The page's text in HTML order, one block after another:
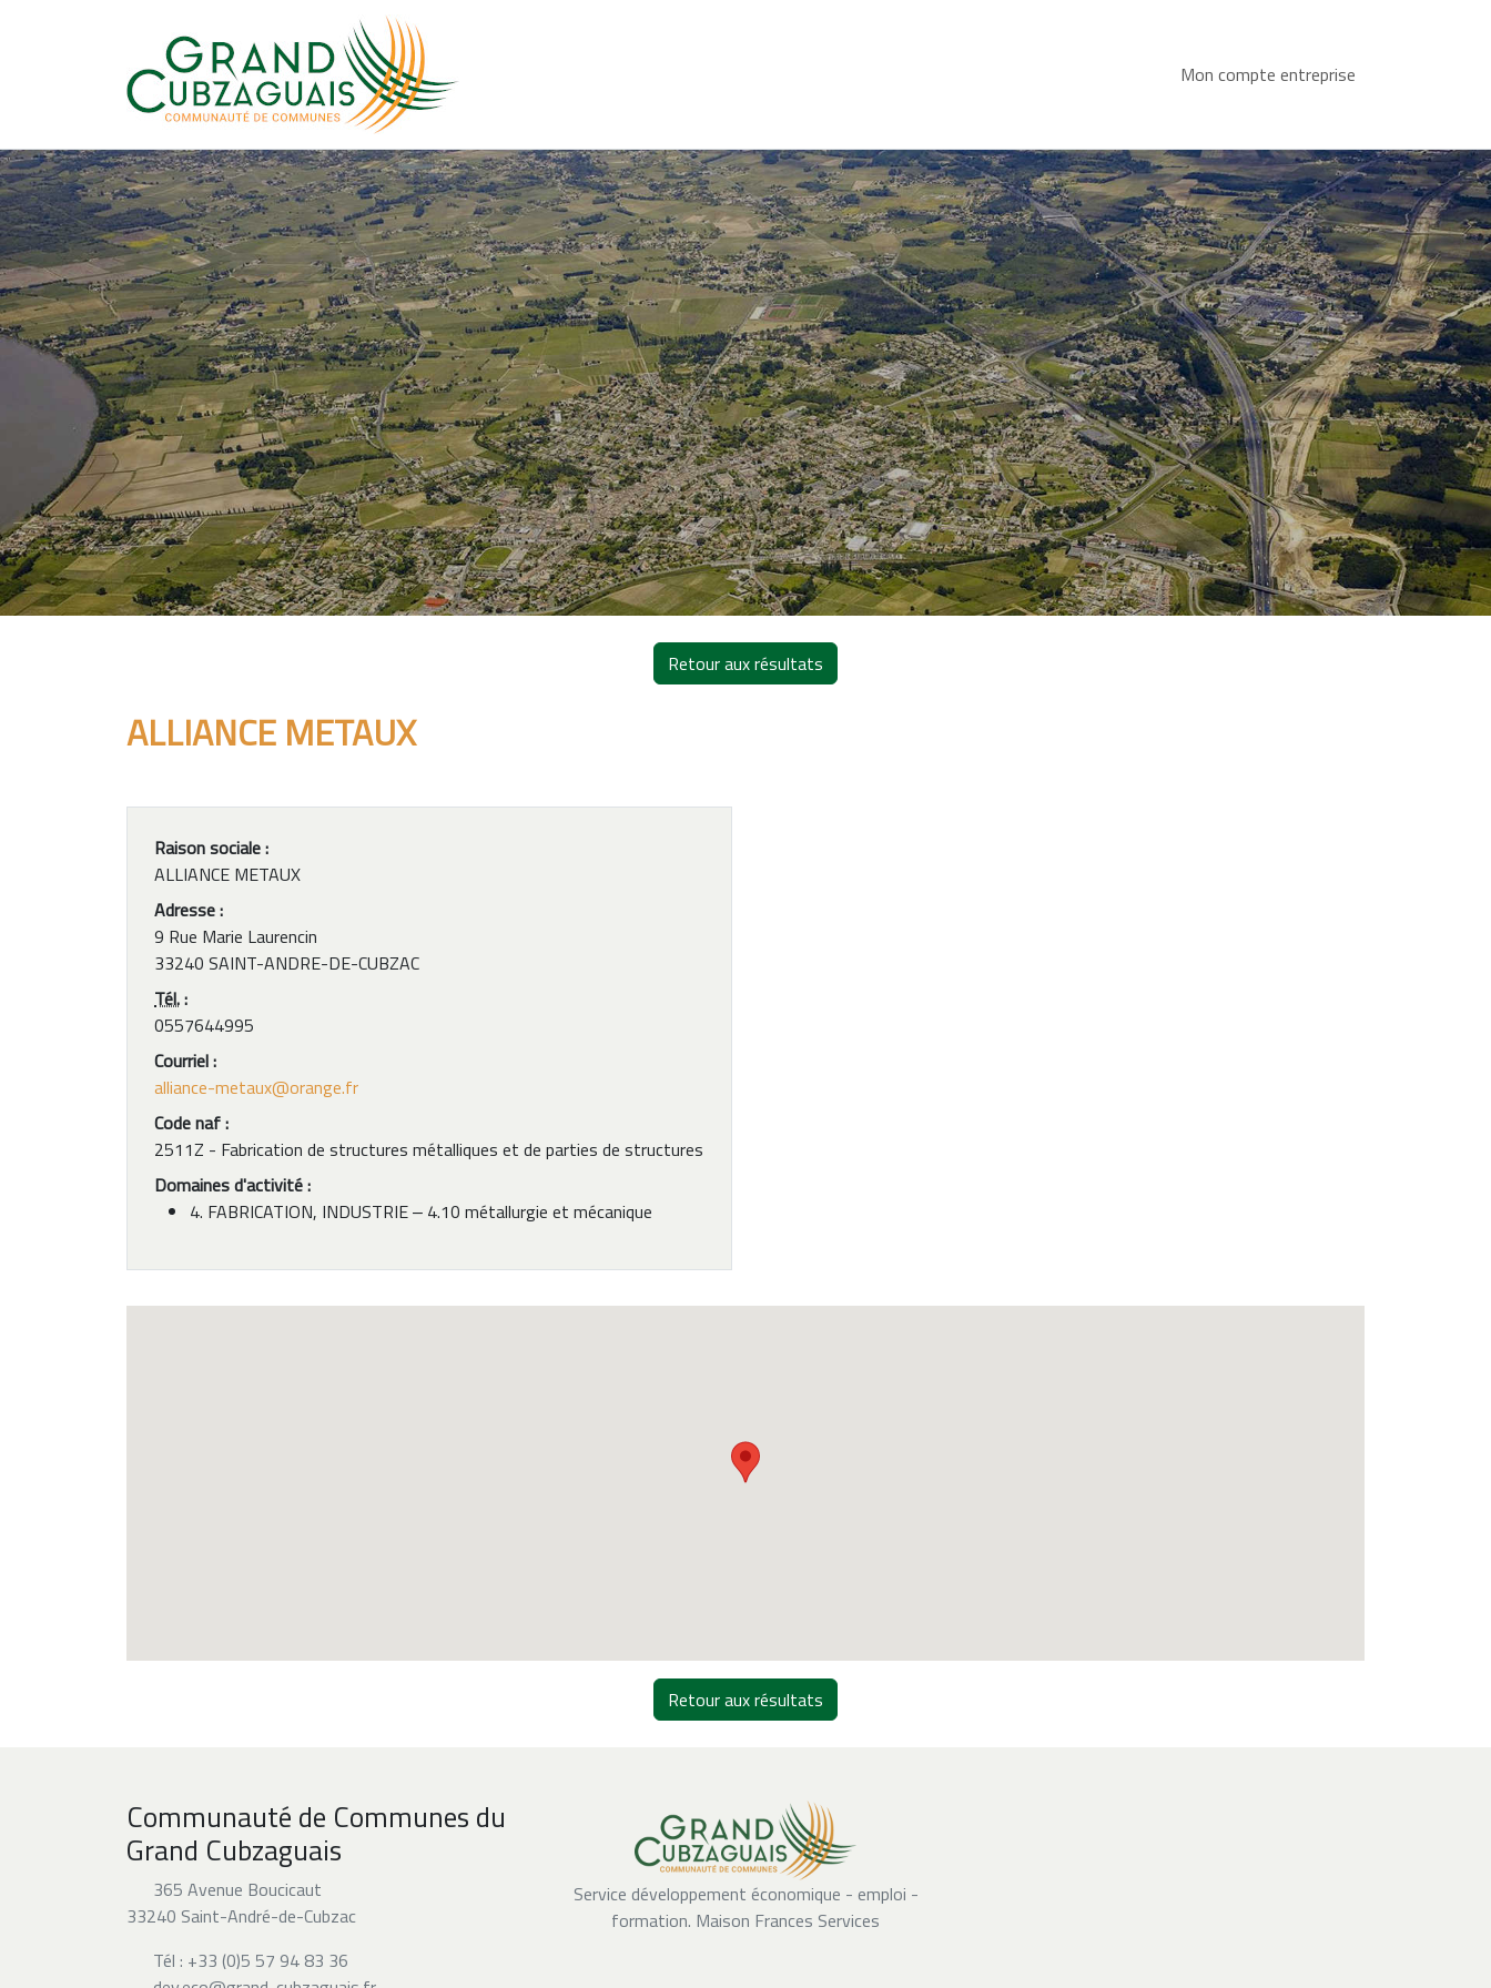
Mon compte entreprise
Retour aux résultats
ALLIANCE METAUX
Raison sociale :
ALLIANCE METAUX
Adresse :
9 Rue Marie Laurencin
33240 SAINT-ANDRE-DE-CUBZAC
Tél.:
0557644995
Courriel :
alliance-metaux@orange.fr
Code naf :
2511Z - Fabrication de structures métalliques et de parties de structures
Domaines d'activité :
4. FABRICATION, INDUSTRIE ‒ 4.10 métallurgie et mécanique
Retour aux résultats
Communauté de Communes du
Grand Cubzaguais
365 Avenue Boucicaut
33240 Saint-André-de-Cubzac
Tél : +33 (0)5 57 94 83 36
Service développement économique - emploi -
formation. Maison Frances Services